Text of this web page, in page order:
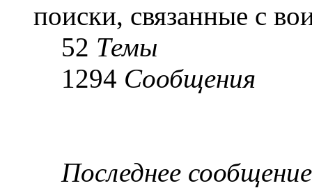
поиски, связанные с
52 Темы
1294 Сообщения
Последнее сообщение